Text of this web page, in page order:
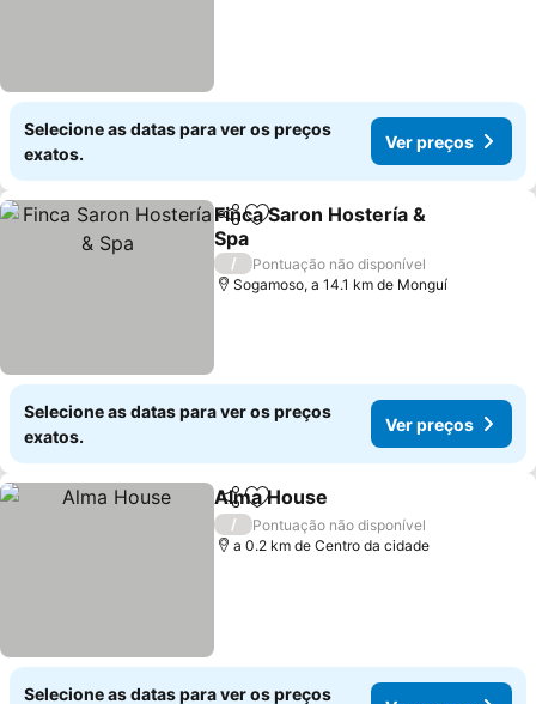
Selecione as datas para ver os preços
exatos.
Ver preços
PartilharAdicionar aos favoritos
Finca Saron Hostería &
Spa
Ver preços
/
Pontuação não disponível
Sogamoso, a 14.1 km de Monguí
Selecione as datas para ver os preços
exatos.
Ver preços
PartilharAdicionar aos favoritos
Alma House
/
Pontuação não disponível
a 0.2 km de Centro da cidade
Selecione as datas para ver os preços